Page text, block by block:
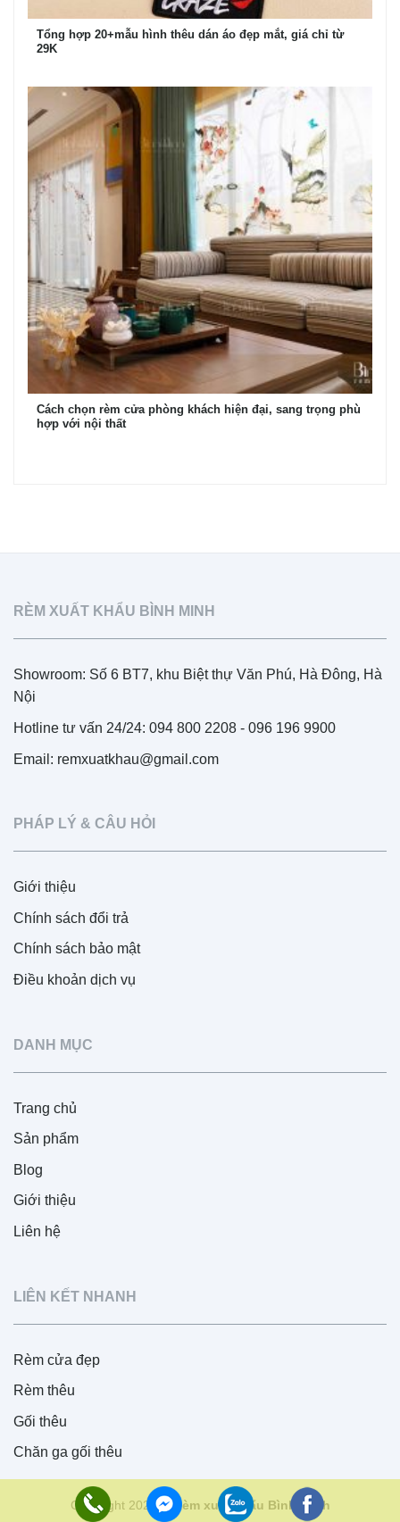
Tổng hợp 20+mẫu hình thêu dán áo đẹp mắt, giá chỉ từ
29K
Cách chọn rèm cửa phòng khách hiện đại, sang trọng phù
hợp với nội thất
RÈM XUẤT KHẨU BÌNH MINH
Showroom: Số 6 BT7, khu Biệt thự Văn Phú, Hà Đông, Hà
Nội
Hotline tư vấn 24/24: 094 800 2208 - 096 196 9900
Email: remxuatkhau@gmail.com
PHÁP LÝ & CÂU HỎI
Giới thiệu
Chính sách đổi trả
Chính sách bảo mật
Điều khoản dịch vụ
DANH MỤC
Trang chủ
Sản phẩm
Blog
Giới thiệu
Liên hệ
LIÊN KẾT NHANH
Rèm cửa đẹp
Rèm thêu
Gối thêu
Chăn ga gối thêu
Copyright 2026 ©Rèm xuất khẩu Bình Minh